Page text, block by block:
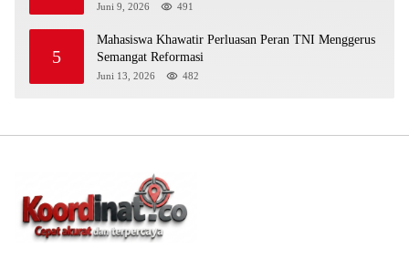
Juni 9, 2026 491
5
Mahasiswa Khawatir Perluasan Peran TNI Menggerus
Semangat Reformasi
Juni 13, 2026 482